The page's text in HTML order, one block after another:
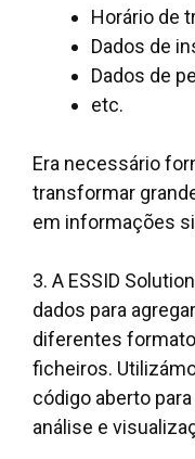
Horário de
Dados de
Dados de
etc.
Era necessário
transformar
em informações
3. A ESSID
dados para
diferentes
ficheiros.
código aberto
análise e